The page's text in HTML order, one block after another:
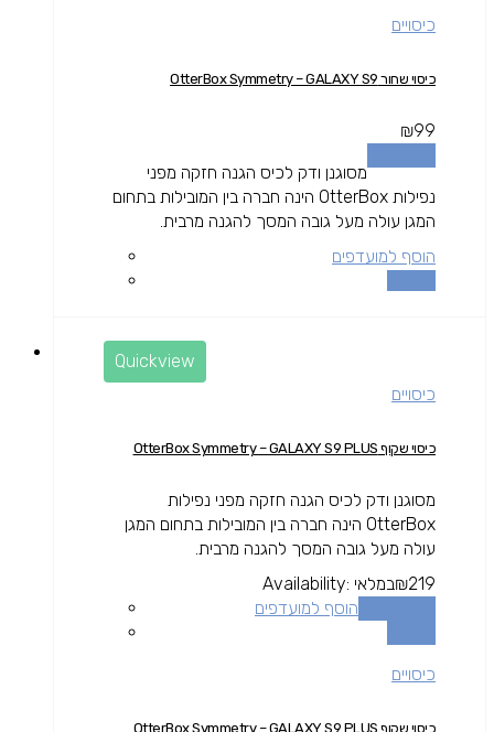
כיסויים
כיסוי שחור OtterBox Symmetry – GALAXY S9
₪99
מסוגנן ודק לכיס הגנה חזקה מפני
נפילות OtterBox הינה חברה בין המובילות בתחום
המגן עולה מעל גובה המסך להגנה מרבית.
הוסף למועדפים
Quickview
כיסויים
כיסוי שקוף OtterBox Symmetry – GALAXY S9 PLUS
מסוגנן ודק לכיס הגנה חזקה מפני נפילות
OtterBox הינה חברה בין המובילות בתחום המגן
עולה מעל גובה המסך להגנה מרבית.
₪219
Availability: במלאי
הוסף למועדפים
כיסויים
כיסוי שקוף OtterBox Symmetry – GALAXY S9 PLUS